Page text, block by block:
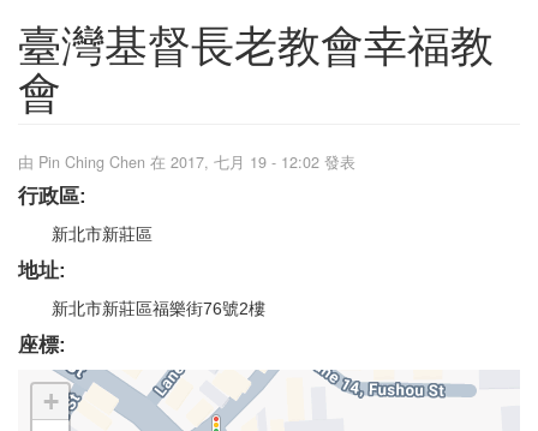
臺灣基督長老教會幸福教
會
由 Pin Ching Chen 在 2017, 七月 19 - 12:02 發表
行政區:
新北市新莊區
地址:
新北市新莊區福樂街76號2樓
座標:
+